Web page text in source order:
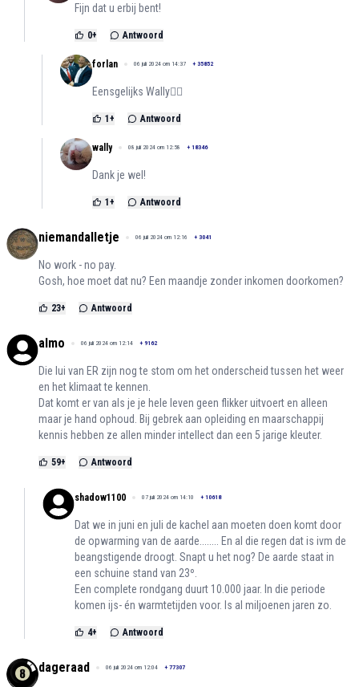
Fijn dat u erbij bent!
0+ Antwoord
forlan 06 juli 2024 om 14:37 + 35852
Eensgelijks Wally👍🏻
1 + Antwoord
wally 08 juli 2024 om 12:58 + 18346
Dank je wel!
1 + Antwoord
niemandalletje 06 juli 2024 om 12:16 + 3041
No work - no pay.
Gosh, hoe moet dat nu? Een maandje zonder inkomen doorkomen?
23+ Antwoord
almo 06 juli 2024 om 12:14 + 9162
Die lui van ER zijn nog te stom om het onderscheid tussen het weer
en het klimaat te kennen.
Dat komt er van als je je hele leven geen flikker uitvoert en alleen
maar je hand ophoud. Bij gebrek aan opleiding en maarschappij
kennis hebben ze allen minder intellect dan een 5 jarige kleuter.
59+ Antwoord
shadow1100 07 juli 2024 om 14:10 + 10618
Dat we in juni en juli de kachel aan moeten doen komt door
de opwarming van de aarde........ En al die regen dat is ivm de
beangstigende droogt. Snapt u het nog? De aarde staat in
een schuine stand van 23º.
Een complete rondgang duurt 10.000 jaar. In die periode
komen ijs- én warmtetijden voor. Is al miljoenen jaren zo.
4+ Antwoord
dageraad 06 juli 2024 om 12:04 + 77307